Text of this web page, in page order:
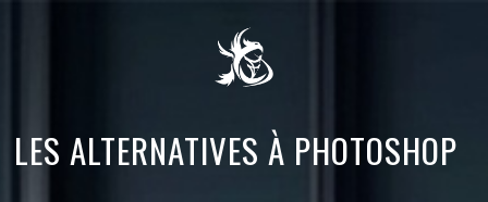
LES ALTERNATIVES À PHOTOSHOP